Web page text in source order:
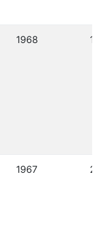
1968 17/
1967 22/